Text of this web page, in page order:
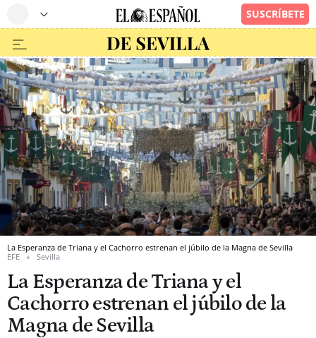
La Esperanza de Triana y el Cachorro estrenan el júbilo de la Magna de Sevilla
EFE
Sevilla
La Esperanza de Triana y el
Cachorro estrenan el júbilo de la
Magna de Sevilla